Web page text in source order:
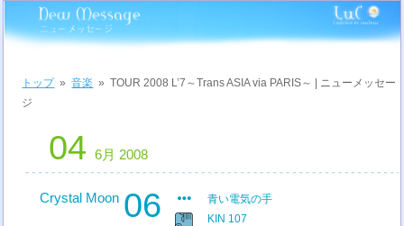
トップ»音楽 »TOUR 2008 L’7～Trans ASIA via PARIS～ | ニューメッセー
ジ
04 6月 2008
Crystal Moon 06
青い電気の手
KIN 107